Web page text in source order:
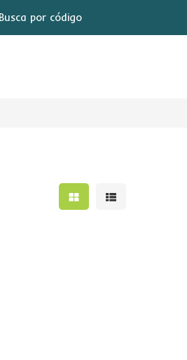
Mostrar resultados
Mostrar